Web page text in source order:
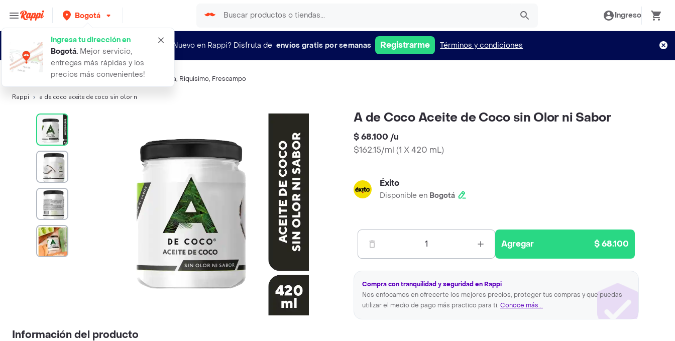
Bogotá
Ingresa tu dirección en
Bogotá. Mejor servicio,
entregas más rápidas y los
precios más convenientes!
Ingreso
¿Nuevo en Rappi? Disfruta de envíos gratis por semanas Registrarme Términos y condiciones
Búsquedas relacionadas:Aceite,A De Coco Monterra, Riquisimo, Frescampo
Rappi a de coco aceite de coco sin olor n
A de Coco Aceite de Coco sin Olor ni Sabor
$ 68.100 /u
$162.15/ml (1 X 420 mL)
Éxito
Disponible en Bogotá
1 Agregar $ 68.100
Compra con tranquilidad y seguridad en Rappi
Nos enfocamos en ofrecerte los mejores precios, proteger tus compras y que puedas
utilizar el medio de pago más practico para ti. Conoce más...
Información del producto